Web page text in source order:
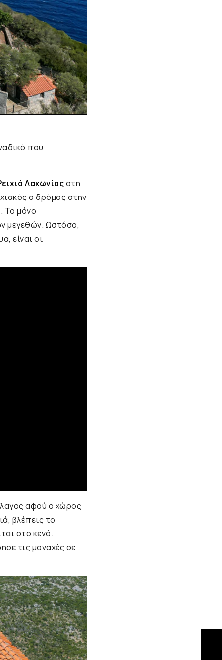
που
Λακωνίαςστη
ο δρόμος στην
Το μόνο
μεγεθών. Ωστόσο,
είναι οι
αφού ο χώρος
βλέπεις το
στο κενό.
τις μοναχές σε